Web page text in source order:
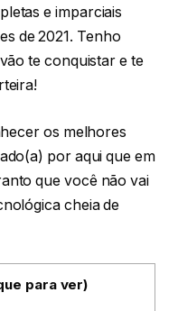
e imparciais
de 2021. Tenho
te conquistar e te
os melhores
por aqui que em
que você não vai
cheia de
para ver)